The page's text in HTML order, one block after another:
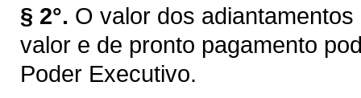
§ 2°. O valor dos
valor e de pronto pagamento
Poder Executivo.